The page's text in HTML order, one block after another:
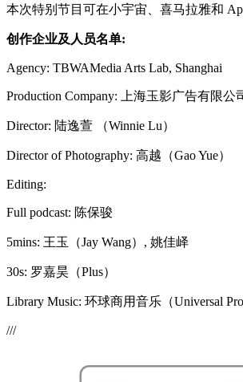
本次特别节目可在小宇宙、喜马拉雅和
创作企业及人员名单:
Agency: TBWAMedia Arts Lab, Shanghai
Production Company: 上海玉影广告有限公
Director: 陆逸萱 （Winnie Lu）
Director of Photography: 高越（Gao Yue）
Editing:
Full podcast: 陈保骏
5mins: 王玉（Jay Wang）, 姚佳峄
30s: 罗嘉昊（Plus）
Library Music: 环球商用音乐（Universal
///